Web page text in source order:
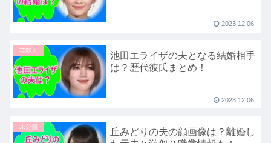
2023.12.06
芸能人
池田エライザの夫となる結婚相手
は？歴代彼氏まとめ！
2023.12.06
未分類
丘みどりの夫の顔画像は？離婚し